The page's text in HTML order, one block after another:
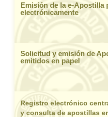
Emisión de la e-Apostilla
electrónicamente
Solicitud y emisión de
emitidos en papel
Registro electrónico
y consulta de apostillas